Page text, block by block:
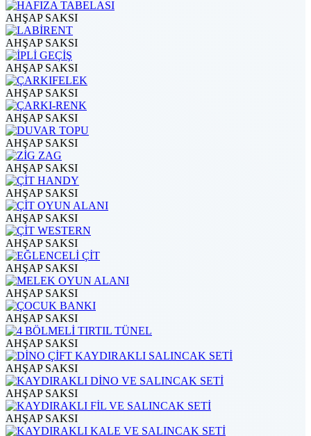
AHŞAP SAKSI
AHŞAP SAKSI
AHŞAP SAKSI
AHŞAP SAKSI
AHŞAP SAKSI
AHŞAP SAKSI
AHŞAP SAKSI
AHŞAP SAKSI
AHŞAP SAKSI
AHŞAP SAKSI
AHŞAP SAKSI
AHŞAP SAKSI
AHŞAP SAKSI
AHŞAP SAKSI
AHŞAP SAKSI
AHŞAP SAKSI
AHŞAP SAKSI